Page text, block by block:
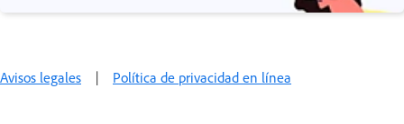
Avisos legales | Política de privacidad en línea